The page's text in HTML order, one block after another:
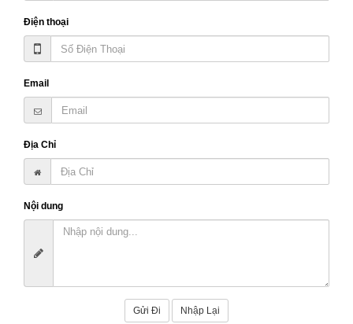
Điện thoại
Email
Địa Chỉ
Nội dung